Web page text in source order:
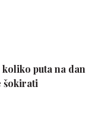
puta na dan
šokirati